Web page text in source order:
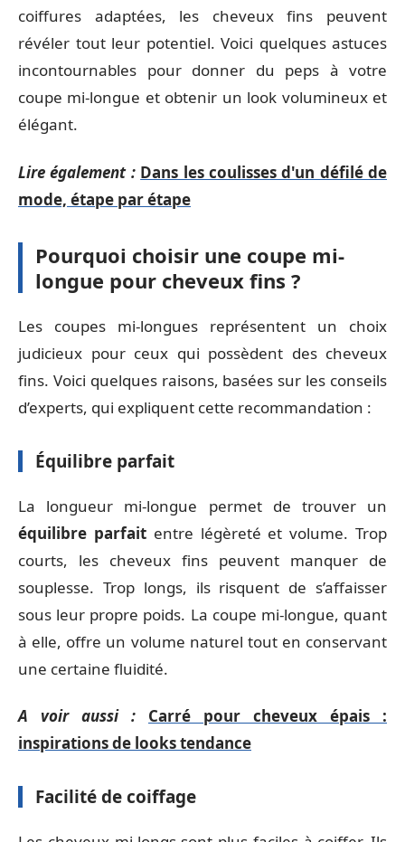
coiffures adaptées, les cheveux fins peuvent
révéler tout leur potentiel. Voici quelques astuces
incontournables pour donner du peps à votre
coupe mi-longue et obtenir un look volumineux et
élégant.
Lire également : Dans les coulisses d'un défilé de
mode, étape par étape
Pourquoi choisir une coupe mi-
longue pour cheveux fins ?
Les coupes mi-longues représentent un choix
judicieux pour ceux qui possèdent des cheveux
fins. Voici quelques raisons, basées sur les conseils
d’experts, qui expliquent cette recommandation :
Équilibre parfait
La longueur mi-longue permet de trouver un
équilibre parfaitentre légèreté et volume. Trop
courts, les cheveux fins peuvent manquer de
souplesse. Trop longs, ils risquent de s’affaisser
sous leur propre poids. La coupe mi-longue, quant
à elle, offre un volume naturel tout en conservant
une certaine fluidité.
A voir aussi :
Carré pour cheveux épais :
inspirations de looks tendance
Facilité de coiffage